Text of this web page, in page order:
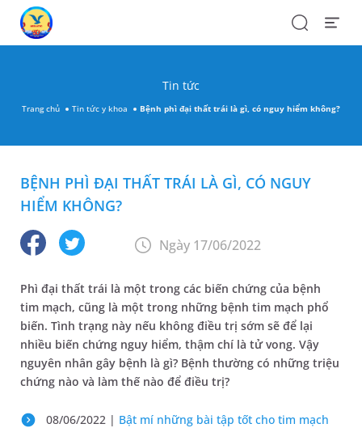
SearchOpen
Tin tức
Trang chủ Tin tức y khoa Bệnh phì đại thất trái là gì, có nguy hiểm không?
BỆNH PHÌ ĐẠI THẤT TRÁI LÀ GÌ, CÓ NGUY
HIỂM KHÔNG?
Ngày 17/06/2022
Phì đại thất trái là một trong các biến chứng của bệnh
tim mạch, cũng là một trong những bệnh tim mạch phổ
biến. Tình trạng này nếu không điều trị sớm sẽ để lại
nhiều biến chứng nguy hiểm, thậm chí là tử vong. Vậy
nguyên nhân gây bệnh là gì? Bệnh thường có những triệu
chứng nào và làm thế nào để điều trị?
08/06/2022 | Bật mí những bài tập tốt cho tim mạch